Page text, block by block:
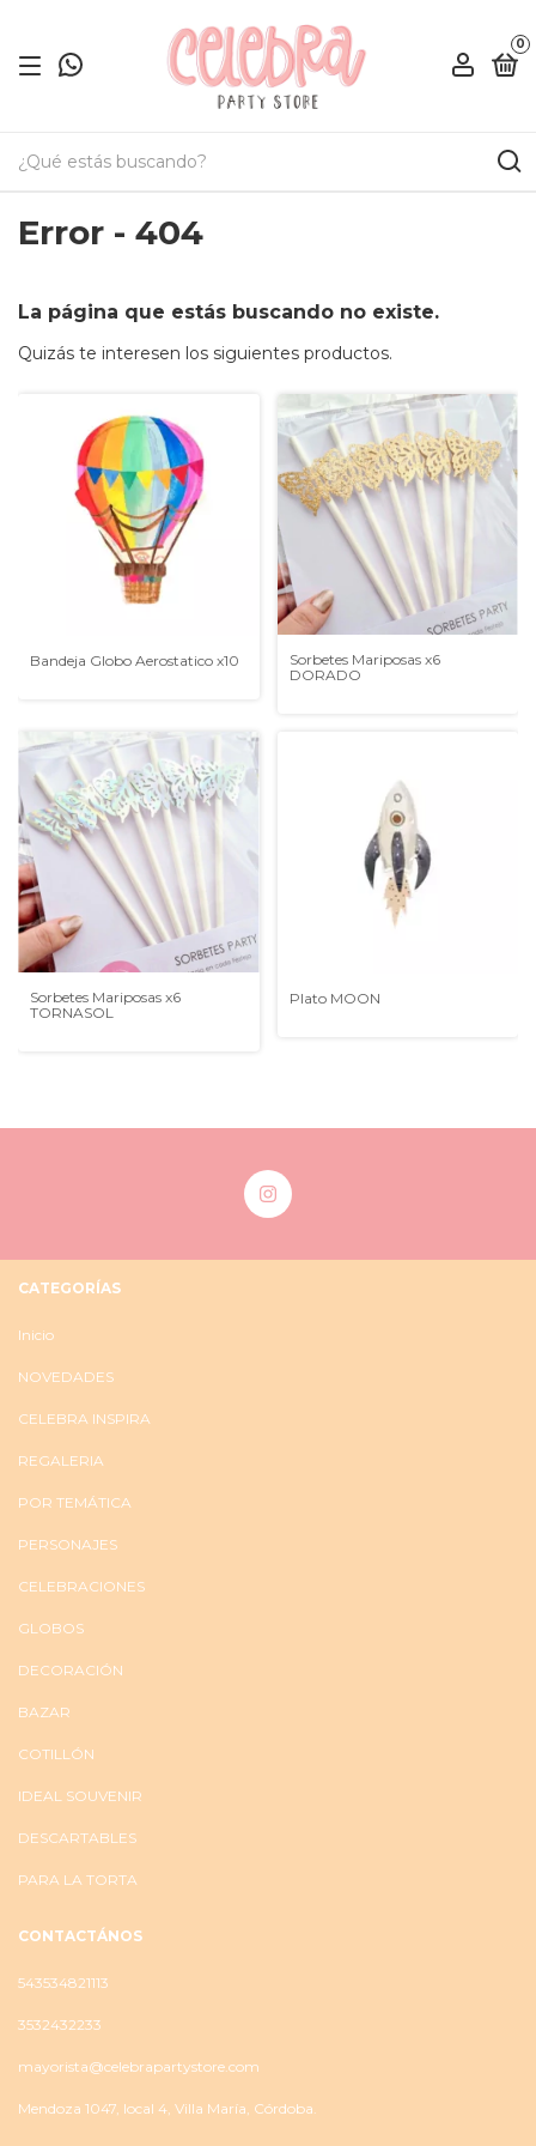
0
Error - 404
La página que estás buscando no existe.
Quizás te interesen los siguientes productos.
Bandeja Globo Aerostatico x10
Sorbetes Mariposas x6
DORADO
Sorbetes Mariposas x6
TORNASOL
Plato MOON
CATEGORÍAS
Inicio
NOVEDADES
CELEBRA INSPIRA
REGALERIA
POR TEMÁTICA
PERSONAJES
CELEBRACIONES
GLOBOS
DECORACIÓN
BAZAR
COTILLÓN
IDEAL SOUVENIR
DESCARTABLES
PARA LA TORTA
CONTACTÁNOS
543534821113
3532432233
mayorista@celebrapartystore.com
Mendoza 1047, local 4, Villa María, Córdoba.